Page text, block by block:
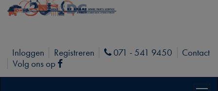
Inloggen Registreren Phone
071 - 541 9450
Contact
Volg ons op
Facebook